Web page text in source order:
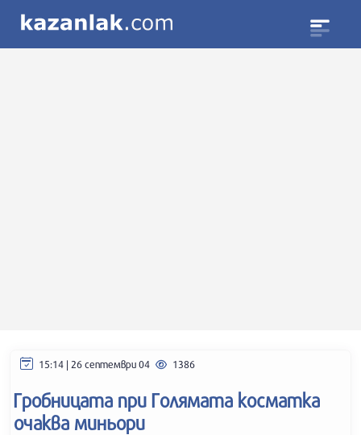
15:14 | 26 септември 04 1386
Гробницата при Голямата косматка
очаква миньори